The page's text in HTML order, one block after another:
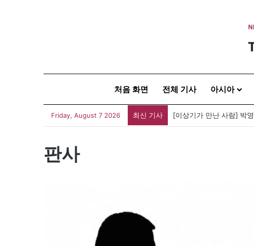
처음 화면 전체 기사 아시아
Friday, August 7 2026 최신 기사
판사